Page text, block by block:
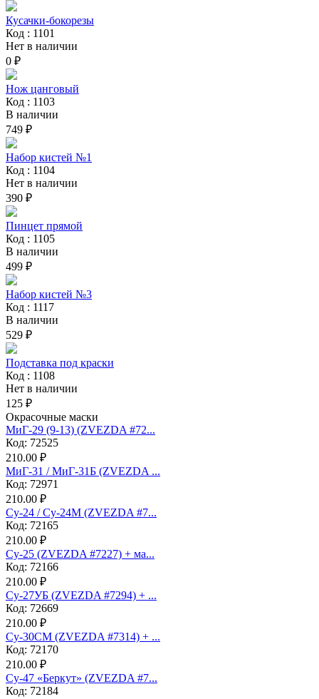
Кусачки-бокорезы
Код : 1101
Нет в наличии
0 ₽
Нож цанговый
Код : 1103
В наличии
749 ₽
Набор кистей №1
Код : 1104
Нет в наличии
390 ₽
Пинцет прямой
Код : 1105
В наличии
499 ₽
Набор кистей №3
Код : 1117
В наличии
529 ₽
Подставка под краски
Код : 1108
Нет в наличии
125 ₽
Окрасочные маски
МиГ-29 (9-13) (ZVEZDA #72...
Код: 72525
210.00 ₽
МиГ-31 / МиГ-31Б (ZVEZDA ...
Код: 72971
210.00 ₽
Су-24 / Су-24М (ZVEZDA #7...
Код: 72165
210.00 ₽
Су-25 (ZVEZDA #7227) + ма...
Код: 72166
210.00 ₽
Су-27УБ (ZVEZDA #7294) + ...
Код: 72669
210.00 ₽
Су-30СМ (ZVEZDA #7314) + ...
Код: 72170
210.00 ₽
Су-47 «Беркут» (ZVEZDA #7...
Код: 72184